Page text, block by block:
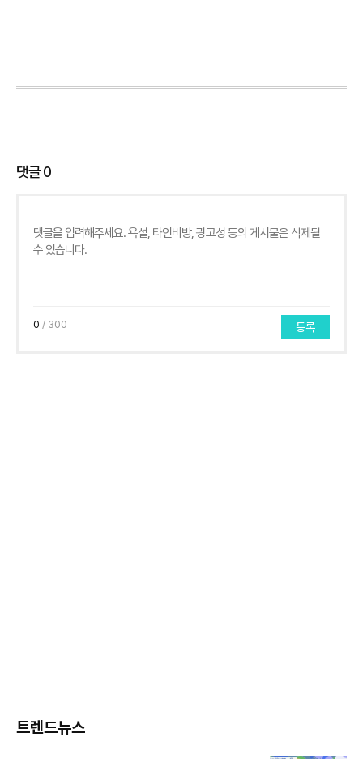
댓글0
0 / 300 등록
트렌드뉴스